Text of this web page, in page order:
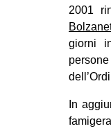
2001
giorni
In